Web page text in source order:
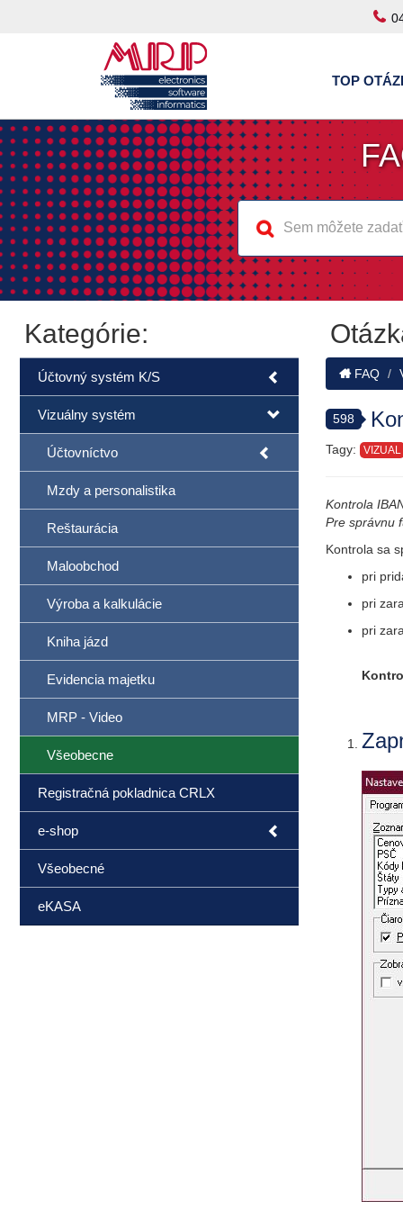
TOP
Kategórie:
Účtovný systém K/S
Vizuálny systém
Účtovníctvo
Mzdy a personalistika
Reštaurácia
Maloobchod
Výroba a kalkulácie
Kniha jázd
Evidencia majetku
MRP - Video
Všeobecne
Registračná pokladnica CRLX
e-shop
Všeobecné
eKASA
FAQ
598
Tagy: VIZUAL
Kontrola
Pre správnu
Kontrola sa
pri
pri
pri